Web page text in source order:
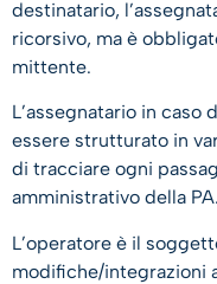
destinatario,
ricorsivo, ma è
mittente.
L’assegnatario in
essere strutturato in
di tracciare ogni
amministrativo della PA.
L’operatore è il
modifiche/integrazioni